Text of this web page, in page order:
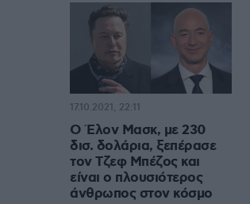
Ο Έλον Μασκ, με 230
δισ. δολάρια, ξεπέρασε
τον Τζεφ Μπέζος και
είναι ο πλουσιότερος
άνθρωπος στον κόσμο
17.10.2021, 22:11